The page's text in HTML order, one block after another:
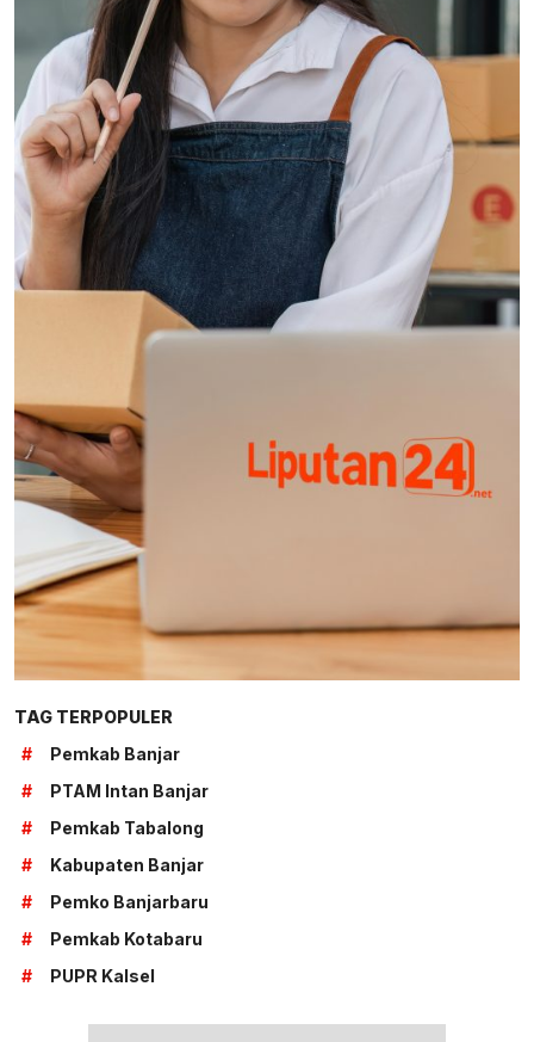
TAG TERPOPULER
#
Pemkab Banjar
#
PTAM Intan Banjar
#
Pemkab Tabalong
#
Kabupaten Banjar
#
Pemko Banjarbaru
#
Pemkab Kotabaru
#
PUPR Kalsel